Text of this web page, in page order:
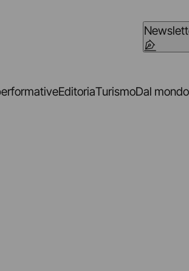
EditoriaTurismoDal mondo